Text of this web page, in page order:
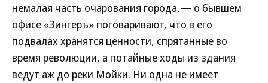
немалая часть очарования города,— о бывшем
офисе «Зингеръ» поговаривают, что в его
подвалах хранятся ценности, спрятанные во
время революции, а потайные ходы из здания
ведут аж до реки Мойки. Ни одна не имеет